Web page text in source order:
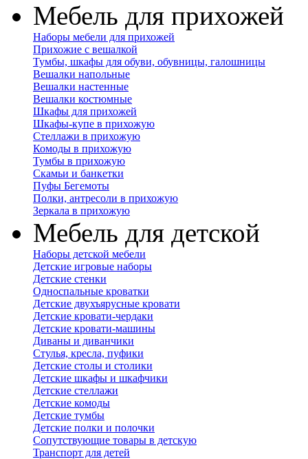
Мебель для прихожей
Наборы мебели для прихожей
Прихожие с вешалкой
Тумбы, шкафы для обуви, обувницы, галошницы
Вешалки напольные
Вешалки настенные
Вешалки костюмные
Шкафы для прихожей
Шкафы-купе в прихожую
Стеллажи в прихожую
Комоды в прихожую
Тумбы в прихожую
Скамьи и банкетки
Пуфы Бегемоты
Полки, антресоли в прихожую
Зеркала в прихожую
Мебель для детской
Наборы детской мебели
Детские игровые наборы
Детские стенки
Односпальные кроватки
Детские двухъярусные кровати
Детские кровати-чердаки
Детские кровати-машины
Диваны и диванчики
Стулья, кресла, пуфики
Детские столы и столики
Детские шкафы и шкафчики
Детские стеллажи
Детские комоды
Детские тумбы
Детские полки и полочки
Сопутствующие товары в детскую
Транспорт для детей